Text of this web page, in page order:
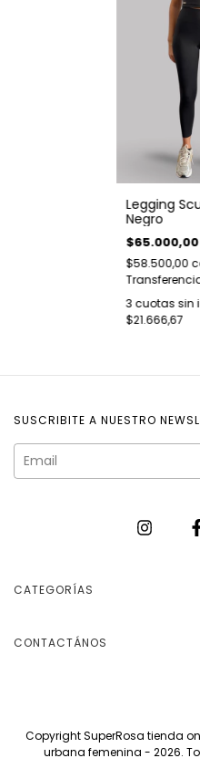
Legging
Negro
$65.000,00
$58.500,00
3 cuotas sin
$21.666,67
SUSCRIBITE A NUESTRO
CATEGORÍAS
CONTACTÁNOS
Copyright SuperRosa tienda
urbana femenina - 2026.